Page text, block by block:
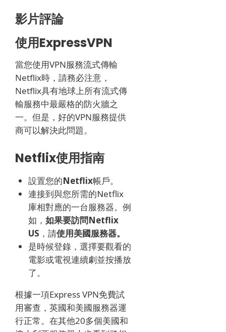
影片評論
使用ExpressVPN
當您使用VPN服務流式傳輸
Netflix時，請務必注意，
Netflix具有地球上所有流式傳
輸服務中最嚴格的防火牆之
一。 但是，好的VPN服務提供
商可以解決此問題。
Netflix使用指南
設置您的Netflix帳戶。
連接到與您所需的Netflix
庫相對應的一台服務器。 例
如， 如果要訪問Netflix
US ，請使用美國服務器。
是時候登錄，選擇要觀看的
電影或電視連續劇並按播放
了。
根據一項Express VPN免費試
用審查，英國和美國服務器運
行正常。 在其他20多個美國和